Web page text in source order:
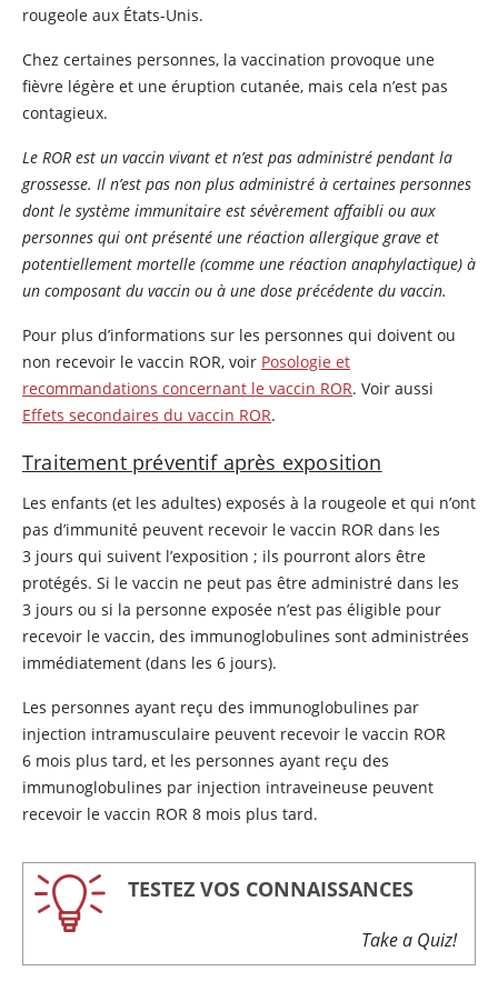
rougeole aux États-Unis.
Chez certaines personnes, la vaccination provoque une
fièvre légère et une éruption cutanée, mais cela n’est pas
contagieux.
Le ROR est un vaccin vivant et n’est pas administré pendant la
grossesse. Il n’est pas non plus administré à certaines personnes
dont le système immunitaire est sévèrement affaibli ou aux
personnes qui ont présenté une réaction allergique grave et
potentiellement mortelle (comme une réaction anaphylactique) à
un composant du vaccin ou à une dose précédente du vaccin.
Pour plus d’informations sur les personnes qui doivent ou
non recevoir le vaccin ROR, voir Posologie et
recommandations concernant le vaccin ROR. Voir aussi
Effets secondaires du vaccin ROR.
Traitement préventif après exposition
Les enfants (et les adultes) exposés à la rougeole et qui n’ont
pas d’immunité peuvent recevoir le vaccin ROR dans les
3 jours qui suivent l’exposition ; ils pourront alors être
protégés. Si le vaccin ne peut pas être administré dans les
3 jours ou si la personne exposée n’est pas éligible pour
recevoir le vaccin, des immunoglobulines sont administrées
immédiatement (dans les 6 jours).
Les personnes ayant reçu des immunoglobulines par
injection intramusculaire peuvent recevoir le vaccin ROR
6 mois plus tard, et les personnes ayant reçu des
immunoglobulines par injection intraveineuse peuvent
recevoir le vaccin ROR 8 mois plus tard.
TESTEZ VOS CONNAISSANCES
Take a Quiz!